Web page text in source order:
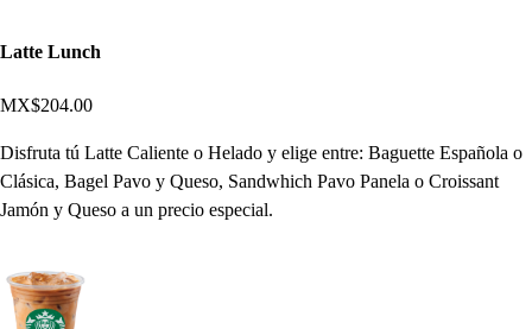
Latte Lunch
MX$204.00
Disfruta tú Latte Caliente o Helado y elige entre: Baguette Española o
Clásica, Bagel Pavo y Queso, Sandwhich Pavo Panela o Croissant
Jamón y Queso a un precio especial.